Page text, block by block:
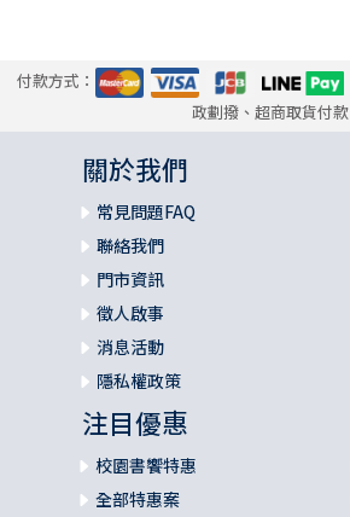
付款方式：
政劃撥、超商取貨付款
關於我們
常見問題FAQ
聯絡我們
門市資訊
徵人啟事
消息活動
隱私權政策
注目優惠
校園書饗特惠
全部特惠案